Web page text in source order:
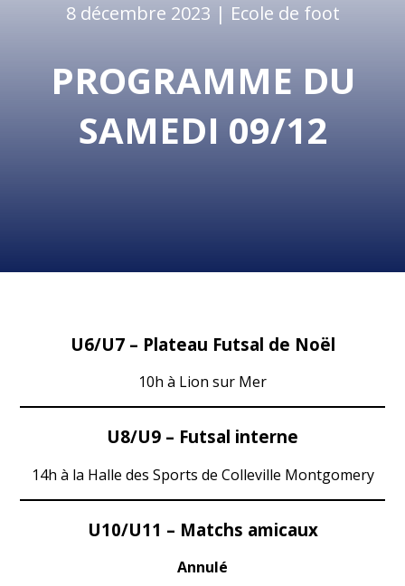
8 décembre 2023 | Ecole de foot
PROGRAMME DU
SAMEDI 09/12
U6/U7 – Plateau Futsal de Noël
10h à Lion sur Mer
U8/U9 – Futsal interne
14h à la Halle des Sports de Colleville Montgomery
U10/U11 – Matchs amicaux
Annulé